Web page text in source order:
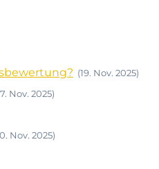
(19. Nov. 2025)
Nov. 2025)
Nov. 2025)